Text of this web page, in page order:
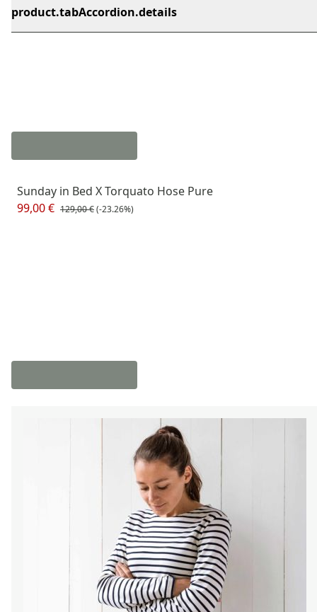
product.tabAccordion.details
Sunday in Bed X Torquato Hose Pure
99,00 € 129,00 €(-23.26%)